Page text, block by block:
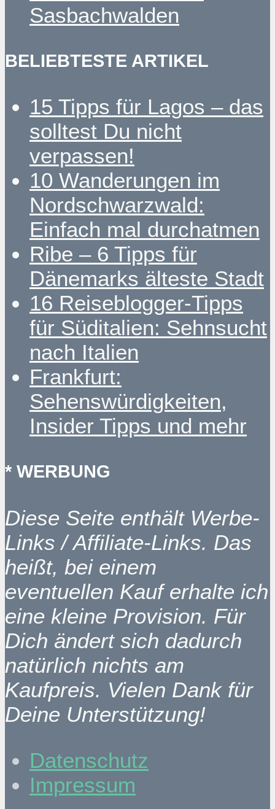
Sasbachwalden
BELIEBTESTE ARTIKEL
15 Tipps für Lagos – das
solltest Du nicht
verpassen!
10 Wanderungen im
Nordschwarzwald:
Einfach mal durchatmen
Ribe – 6 Tipps für
Dänemarks älteste Stadt
16 Reiseblogger-Tipps
für Süditalien: Sehnsucht
nach Italien
Frankfurt:
Sehenswürdigkeiten,
Insider Tipps und mehr
* WERBUNG
Diese Seite enthält Werbe-
Links / Affiliate-Links. Das
heißt, bei einem
eventuellen Kauf erhalte ich
eine kleine Provision. Für
Dich ändert sich dadurch
natürlich nichts am
Kaufpreis. Vielen Dank für
Deine Unterstützung!
Datenschutz
Impressum